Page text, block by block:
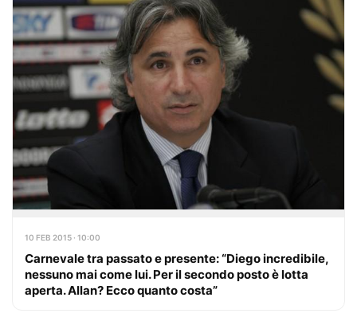
10 FEB 2015 · 10:00
Carnevale tra passato e presente: “Diego incredibile,
nessuno mai come lui. Per il secondo posto è lotta
aperta. Allan? Ecco quanto costa”